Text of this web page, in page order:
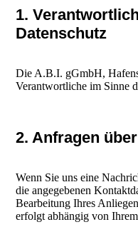
1.
Datenschutz
Die A.B.I. gGmbH,
Verantwortliche im Sinne
2. Anfragen
Wenn Sie uns eine
die angegebenen
Bearbeitung Ihres
erfolgt abhängig von